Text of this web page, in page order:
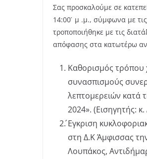
Σας προσκαλούμε σε
14:00 ́ μ .μ., σύμφωνα με
τροποποιήθηκε με τις
απόφασης στα κατωτέρω
Καθορισμός τρόπου
συνασπισμούς
λεπτομερειών κατά
2024». (Εισηγητής:
́Εγκριση
στη Δ.Κ Άμφισσας
Λουπάκος,